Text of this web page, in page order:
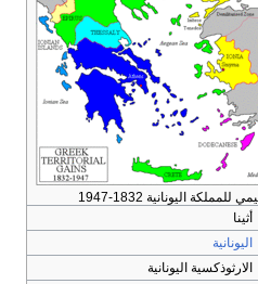
اليونانية 1832-1947
أثينا
اليونانية
الارثوذكسية اليونانية